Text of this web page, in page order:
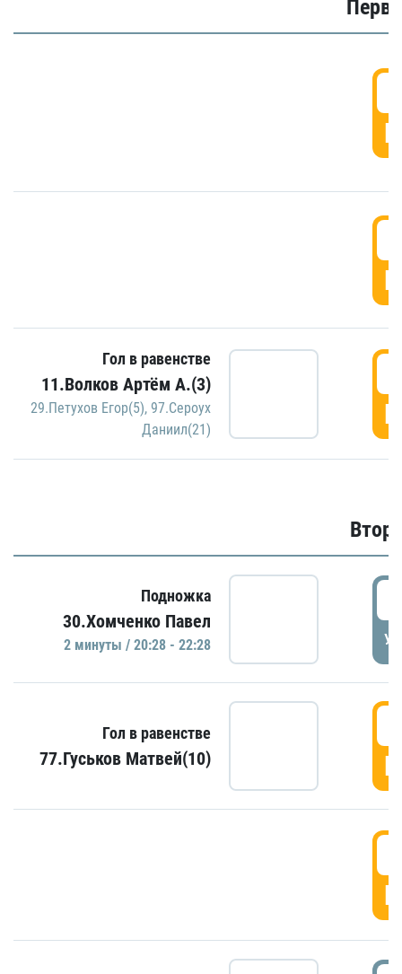
Гол в равенстве
11.Волков Артём А.(3)
29.Петухов Егор(5), 97.Сероух
Даниил(21)
Подножка
30.Хомченко Павел
2 минуты / 20:28 - 22:28
Гол в равенстве
77.Гуськов Матвей(10)